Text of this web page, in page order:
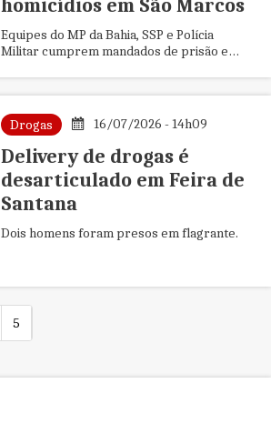
homicídios em São Marcos
Equipes do MP da Bahia, SSP e Polícia
Militar cumprem mandados de prisão e
Drogas 16/07/2026 - 14h09
Delivery de drogas é
desarticulado em Feira de
Santana
Dois homens foram presos em flagrante.
5